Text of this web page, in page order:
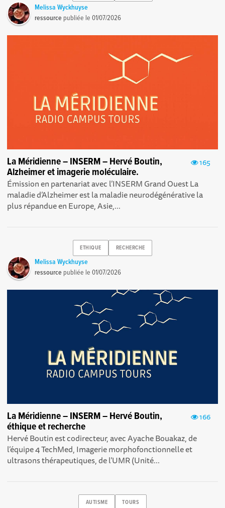
Melissa Wyckhuyse
ressource publiée le01/07/2026
165
La Méridienne – INSERM – Hervé Boutin,
Alzheimer et imagerie moléculaire.
Émission en partenariat avec l’INSERM Grand Ouest La
maladie d’Alzheimer est la maladie neurodégénérative la
plus répandue en Europe, Asie,...
ETHIQUE RECHERCHE
Melissa Wyckhuyse
ressource publiée le01/07/2026
166
La Méridienne – INSERM – Hervé Boutin,
éthique et recherche
Hervé Boutin est codirecteur, avec Ayache Bouakaz, de
l’équipe 4 TechMed, Imagerie morphofonctionnelle et
ultrasons thérapeutiques, de l’UMR (Unité...
AUTISME TOURS